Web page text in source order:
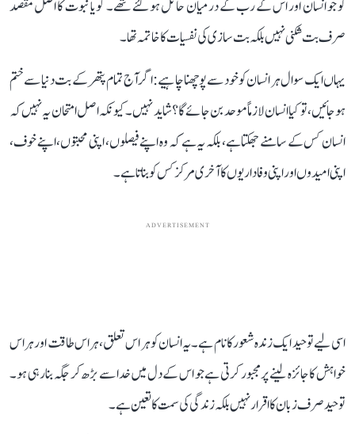
کو جو انسان اور اس کے رب کے درمیان حائل ہو گئے تھے۔ گویا نبوت کا اصل مقصد
صرف بت شکنی نہیں بلکہ بت سازی کی نفسیات کا خاتمہ تھا۔
یہاں ایک سوال ہر انسان کو خود سے پوچھنا چاہیے: اگر آج تمام پتھر کے بت دنیا سے ختم
ہو جائیں، تو کیا انسان لازماً موحد بن جائے گا؟ شاید نہیں۔ کیونکہ اصل امتحان یہ نہیں کہ
انسان کس کے سامنے جھکتا ہے، بلکہ یہ ہے کہ وہ اپنے فیصلوں، اپنی محبتوں، اپنے خوف،
اپنی امیدوں اور اپنی وفاداریوں کا آخری مرکز کس کو بناتا ہے۔
ADVERTISEMENT
اسی لیے توحید ایک زندہ شعور کا نام ہے۔ یہ انسان کو ہر اس تعلق، ہر اس طاقت اور ہر اس
خواہش کا جائزہ لینے پر مجبور کرتی ہے جو اس کے دل میں خدا سے بڑھ کر جگہ بنا رہی ہو۔
توحید صرف زبان کا اقرار نہیں بلکہ زندگی کی سمت کا تعین ہے۔